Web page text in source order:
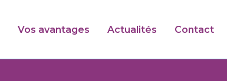
Vos avantages Actualités Contact